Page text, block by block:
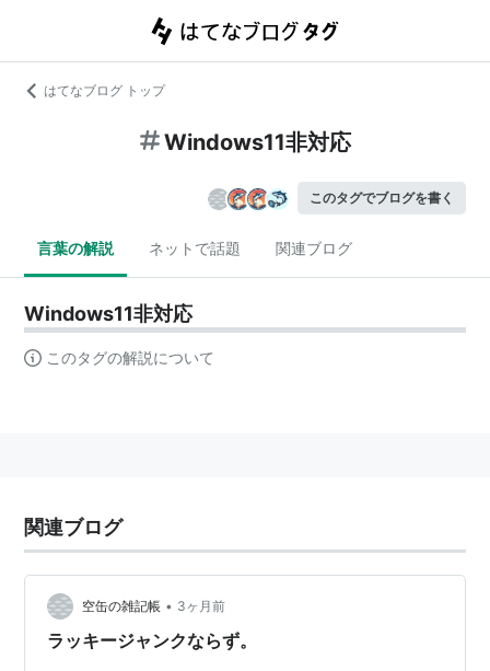
はてなブログ トップ
Windows11非対応
このタグでブログを書く
言葉の解説 ネットで話題 関連ブログ
Windows11非対応
このタグの解説について
関連ブログ
空缶の雑記帳 • 3ヶ月前
ラッキージャンクならず。